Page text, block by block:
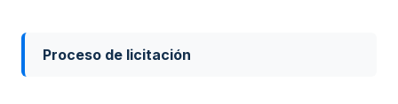
Proceso de licitación